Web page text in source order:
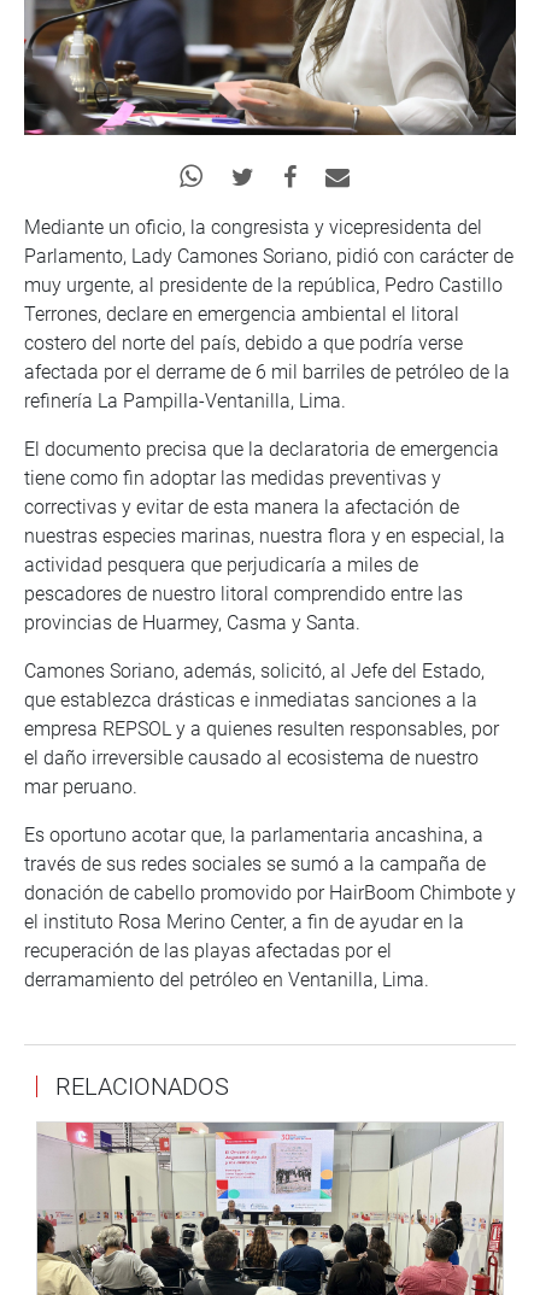
Mediante un oficio, la congresista y vicepresidenta del
Parlamento, Lady Camones Soriano, pidió con carácter de
muy urgente, al presidente de la república, Pedro Castillo
Terrones, declare en emergencia ambiental el litoral
costero del norte del país, debido a que podría verse
afectada por el derrame de 6 mil barriles de petróleo de la
refinería La Pampilla-Ventanilla, Lima.
El documento precisa que la declaratoria de emergencia
tiene como fin adoptar las medidas preventivas y
correctivas y evitar de esta manera la afectación de
nuestras especies marinas, nuestra flora y en especial, la
actividad pesquera que perjudicaría a miles de
pescadores de nuestro litoral comprendido entre las
provincias de Huarmey, Casma y Santa.
Camones Soriano, además, solicitó, al Jefe del Estado,
que establezca drásticas e inmediatas sanciones a la
empresa REPSOL y a quienes resulten responsables, por
el daño irreversible causado al ecosistema de nuestro
mar peruano.
Es oportuno acotar que, la parlamentaria ancashina, a
través de sus redes sociales se sumó a la campaña de
donación de cabello promovido por HairBoom Chimbote y
el instituto Rosa Merino Center, a fin de ayudar en la
recuperación de las playas afectadas por el
derramamiento del petróleo en Ventanilla, Lima.
RELACIONADOS